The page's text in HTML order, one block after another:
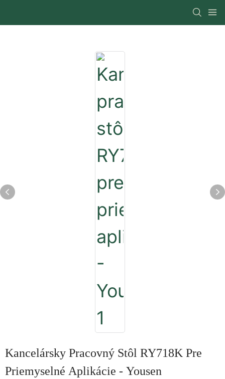
Kancelársky Pracovný Stôl RY718K Pre
Priemyselné Aplikácie - Yousen